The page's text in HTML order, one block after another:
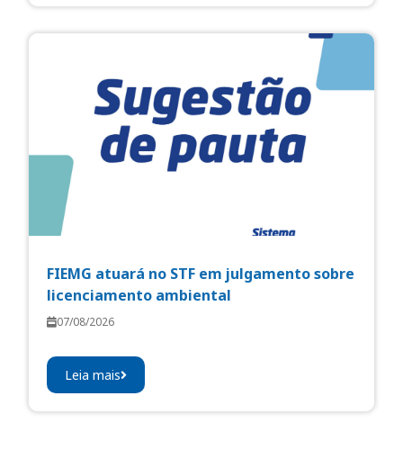
FIEMG atuará no STF em julgamento sobre
licenciamento ambiental
07/08/2026
Leia mais